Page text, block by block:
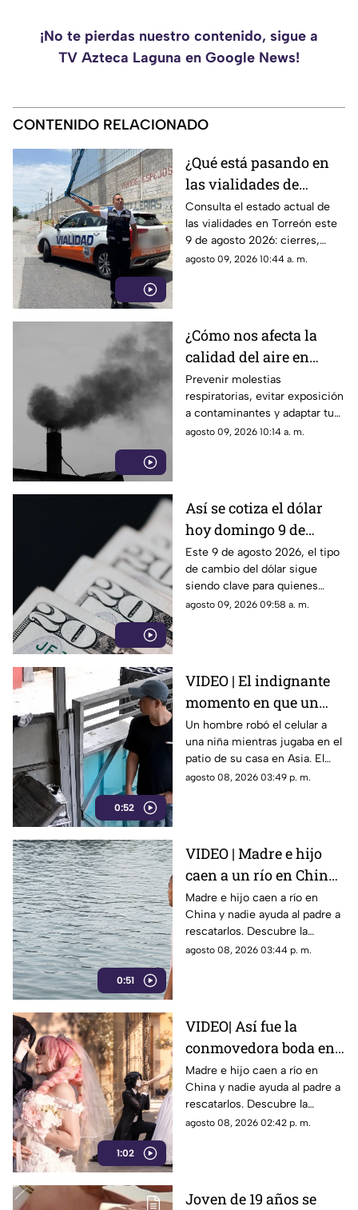
¡No te pierdas nuestro contenido, sigue a
TV Azteca Laguna en Google News!
CONTENIDO RELACIONADO
¿Qué está pasando en
las vialidades de
Torreón HOY domingo
9 de agosto 2026?
Consulta el estado actual de
las vialidades en Torreón este
9 de agosto 2026: cierres,
accidentes, obras y consejos
agosto 09, 2026 10:44 a. m.
¿Cómo nos afecta la
calidad del aire en
Torreón HOY domingo
9 de agosto 2026?
Prevenir molestias
respiratorias, evitar exposición
a contaminantes y adaptar tus
actividades al nivel de riesgo,
agosto 09, 2026 10:14 a. m.
Así se cotiza el dólar
hoy domingo 9 de
agosto 2026 en Torreón
Este 9 de agosto 2026, el tipo
de cambio del dólar sigue
siendo clave para quienes
realizan transacciones en
agosto 09, 2026 09:58 a. m.
0:52
VIDEO | El indignante
momento en que un
hombre roba el celular
a una niña en su propia
casa
Un hombre robó el celular a
una niña mientras jugaba en el
patio de su casa en Asia. El
video viral muestra cómo
agosto 08, 2026 03:49 p. m.
0:51
VIDEO | Madre e hijo
caen a un río en China
y nadie los ayuda por
esta indignante razón
Madre e hijo caen a río en
China y nadie ayuda al padre a
rescatarlos. Descubre la
polémica ley que castiga a los
agosto 08, 2026 03:44 p. m.
1:02
VIDEO| Así fue la
conmovedora boda en
México que le dio un
final feliz a Mitsuri y
Obana
Madre e hijo caen a río en
China y nadie ayuda al padre a
rescatarlos. Descubre la
polémica ley que castiga a los
agosto 08, 2026 02:42 p. m.
Joven de 19 años se